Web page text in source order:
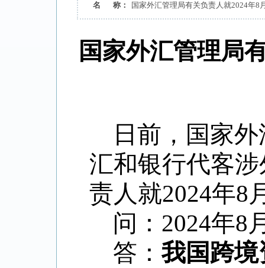
名 称：
国家外汇管理局有关负责人就2024年8
国家外汇管理局
日前，国家
汇和银行代客
责人就2024年8
问： 2024年8
答：我国跨